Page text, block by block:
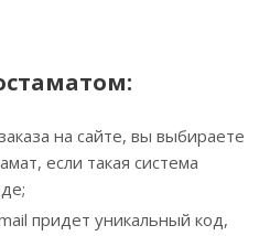
на сайте, вы выбираете
если такая система
придет уникальный код,